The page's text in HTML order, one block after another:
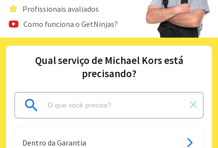
Profissionais avaliados
Como funciona o GetNinjas?
Qual serviço de Michael Kors está
precisando?
Dentro da Garantia